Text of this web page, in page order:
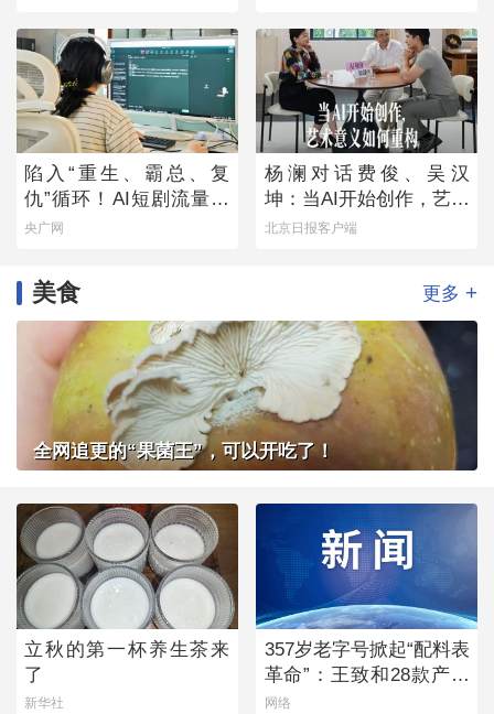
陷入“重生、霸总、复
仇”循环！AI短剧流量狂
欢背后
央广网
杨澜对话费俊、吴汉
坤：当AI开始创作，艺术
意义如何重构
北京日报客户端
美食 更多 +
全网追更的“果菌王”，可以开吃了！
立秋的第一杯养生茶来
了
新华社
357岁老字号掀起“配料表
革命”：王致和28款产品
获清洁标签0级评价
网络